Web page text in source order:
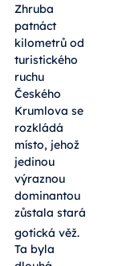
Zhruba
patnáct
kilometrů od
turistického
ruchu
Českého
Krumlova se
rozkládá
místo, jehož
jedinou
výraznou
dominantou
zůstala stará
gotická věž.
Ta byla